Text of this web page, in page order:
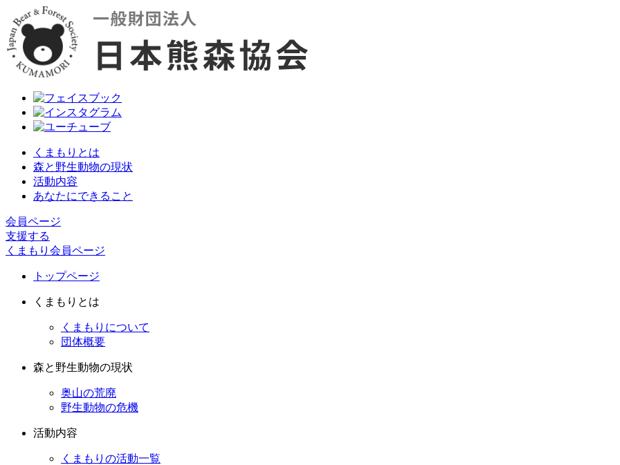
くまもりとは
森と野生動物の現状
活動内容
あなたにできること
会員ページ
支援する
くまもり会員ページ
トップページ
くまもりとは
くまもりについて
団体概要
森と野生動物の現状
奥山の荒廃
野生動物の危機
活動内容
くまもりの活動一覧